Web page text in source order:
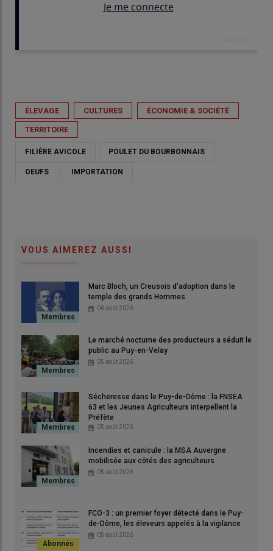
© Anna Beck
La filière avicole est une filière très
diversifiée
La force de l'avicultureen Auvergne-Rhône-Alpes
sa diversité. La régionAURApossède à elle seule les deux
de Bresseet le Poulet du Bourbonnais. Comme le
rappelle Hélène Bombart, présidente de l’
Le territoire français, par la grande
diversité des espèces de volailles et
des modes d’élevage qu'il propose,
ÉLEVAGE CULTURES ÉCONOMIE & SOCIÉTÉ
TERRITOIRE
FILIÈRE AVICOLE POULET DU BOURBONNAIS
OEUFS IMPORTATION
VOUS AIMEREZ AUSSI
Marc Bloch, un Creusois d'adoption dans le
temple des grands Hommes
06 août 2026
Le marché nocturne des producteurs a séduit le
public au Puy-en-Velay
05 août 2026
Sécheresse dans le Puy-de-Dôme : la FNSEA
63 et les Jeunes Agriculteurs interpellent la
Préfète
05 août 2026
Incendies et canicule : la MSA Auvergne
mobilisée aux côtés des agriculteurs
05 août 2026
FCO-3 : un premier foyer détecté dans le Puy-
de-Dôme, les éleveurs appelés à la vigilance
05 août 2026